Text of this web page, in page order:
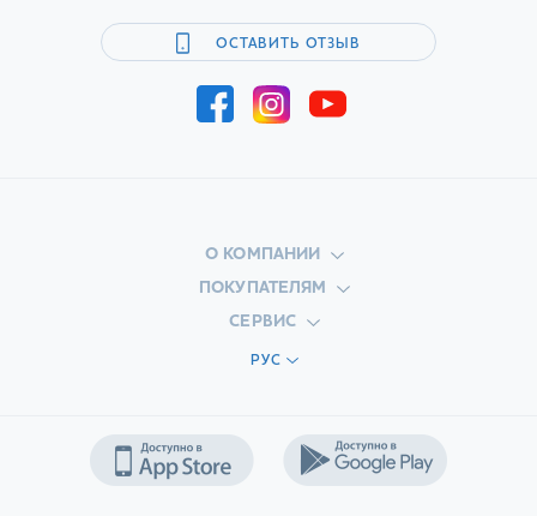
ОСТАВИТЬ ОТЗЫВ
О КОМПАНИИ
ПОКУПАТЕЛЯМ
СЕРВИС
РУС